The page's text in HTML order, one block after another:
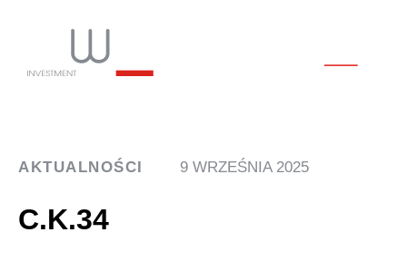
AKTUALNOŚCI 9 WRZEŚNIA 2025
C.K.34